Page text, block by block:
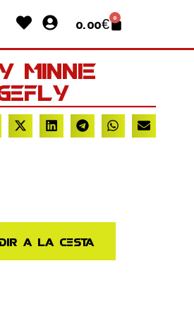
HeartUser-
circle
0.00€ 0
Cart
Minnie
a la cesta